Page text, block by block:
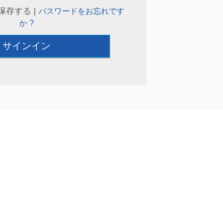
存する |パスワードをお忘れです
か ?